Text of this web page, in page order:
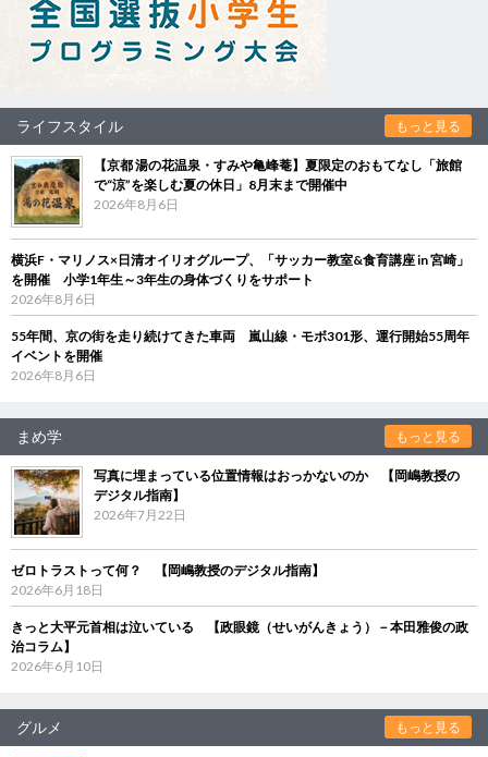
ライフスタイル もっと見る
【京都 湯の花温泉・すみや亀峰菴】夏限定のおもてなし「旅館
で“涼”を楽しむ夏の休日」8月末まで開催中
2026年8月6日
横浜F・マリノス×日清オイリオグループ、「サッカー教室&食育講座 in 宮崎」
を開催 小学1年生～3年生の身体づくりをサポート
2026年8月6日
55年間、京の街を走り続けてきた車両 嵐山線・モボ301形、運行開始55周年
イベントを開催
2026年8月6日
まめ学 もっと見る
写真に埋まっている位置情報はおっかないのか 【岡嶋教授の
デジタル指南】
2026年7月22日
ゼロトラストって何？ 【岡嶋教授のデジタル指南】
2026年6月18日
きっと大平元首相は泣いている 【政眼鏡（せいがんきょう）－本田雅俊の政
治コラム】
2026年6月10日
グルメ もっと見る